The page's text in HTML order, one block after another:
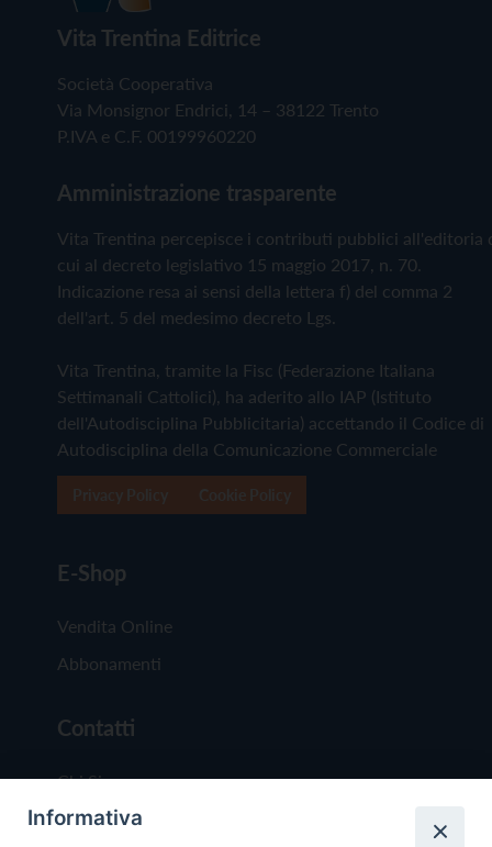
Vita Trentina Editrice
Società Cooperativa
Via Monsignor Endrici, 14 – 38122 Trento
P.IVA e C.F. 00199960220
Amministrazione trasparente
Vita Trentina percepisce i contributi pubblici all'editoria
cui al decreto legislativo 15 maggio 2017, n. 70.
Indicazione resa ai sensi della lettera f) del comma 2
dell'art. 5 del medesimo decreto Lgs.
Vita Trentina, tramite la Fisc (Federazione Italiana
Settimanali Cattolici), ha aderito allo IAP (Istituto
dell'Autodisciplina Pubblicitaria) accettando il Codice di
Autodisciplina della Comunicazione Commerciale
E-Shop
Vendita Online
Abbonamenti
Contatti
Chi Siamo
Redazione
Informativa